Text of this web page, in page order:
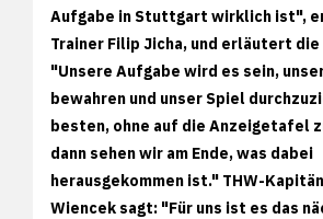
Aufgabe in Stuttgart wirklich ist",
Trainer Filip Jicha, und erläutert
"Unsere Aufgabe wird es sein,
bewahren und unser Spiel
besten, ohne auf die Anzeigetafel
dann sehen wir am Ende, was dabei
herausgekommen ist." THW-
Wiencek sagt: "Für uns ist es das